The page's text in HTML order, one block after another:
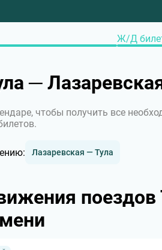
Ж/Д
─
чтобы получить все
Лазаревская — Тула